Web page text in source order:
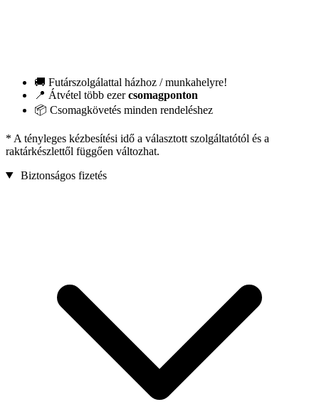
🚚 Futárszolgálattal házhoz / munkahelyre!
📍 Átvétel több ezercsomagponton
📦 Csomagkövetés minden rendeléshez
* A tényleges kézbesítési idő a választott szolgáltatótól és a
raktárkészlettől függően változhat.
Biztonságos fizetés